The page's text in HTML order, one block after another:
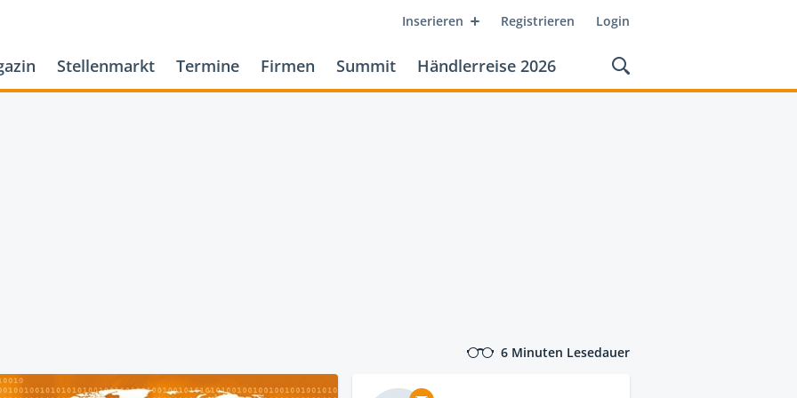
Inserieren Registrieren Login
Stellenmarkt Termine Firmen Summit Händlerreise 2026
6 Minuten Lesedauer